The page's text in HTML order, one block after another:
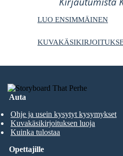
LUO ENSIMMÄINEN
Auta
Ohje ja usein kysytyt kysymykset
Kuvakäsikirjoituksen luoja
Kuinka tulostaa
Opettajille